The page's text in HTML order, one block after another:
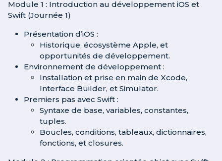
Module 1 : Introduction au développement iOS et
Swift (Journée 1)
Présentation d’iOS :
Historique, écosystème Apple, et
opportunités de développement.
Environnement de développement :
Installation et prise en main de Xcode,
Interface Builder, et Simulator.
Premiers pas avec Swift :
Syntaxe de base, variables, constantes,
tuples.
Boucles, conditions, tableaux, dictionnaires,
fonctions, et closures.